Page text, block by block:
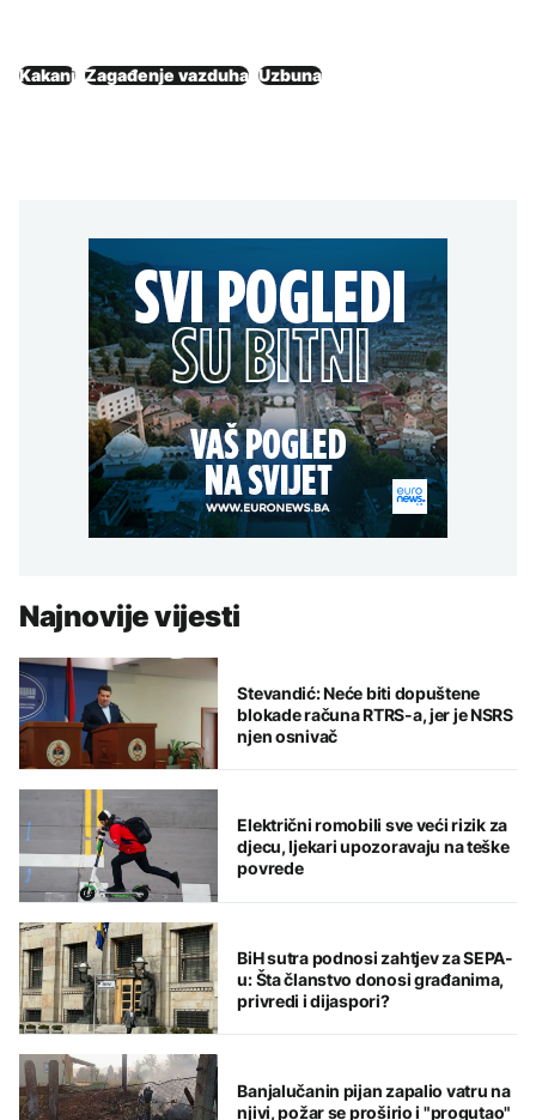
Kakanj Zagađenje vazduha Uzbuna
Najnovije vijesti
Stevandić: Neće biti dopuštene
blokade računa RTRS-a, jer je NSRS
njen osnivač
Električni romobili sve veći rizik za
djecu, ljekari upozoravaju na teške
povrede
BiH sutra podnosi zahtjev za SEPA-
u: Šta članstvo donosi građanima,
privredi i dijaspori?
Banjalučanin pijan zapalio vatru na
njivi, požar se proširio i "progutao"